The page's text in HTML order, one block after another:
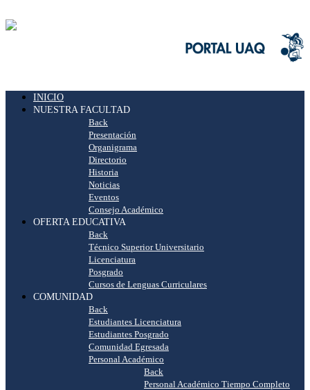
INICIO
NUESTRA FACULTAD
Back
Presentación
Organigrama
Directorio
Historia
Noticias
Eventos
Consejo Académico
OFERTA EDUCATIVA
Back
Técnico Superior Universitario
Licenciatura
Posgrado
Cursos de Lenguas Curriculares
COMUNIDAD
Back
Estudiantes Licenciatura
Estudiantes Posgrado
Comunidad Egresada
Personal Académico
Back
Personal Académico Tiempo Completo